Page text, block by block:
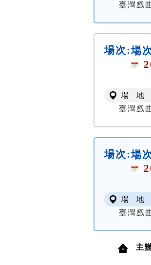
臺灣戲
場次:場
場 地
臺灣戲
場次:場
場 地
臺灣戲
主